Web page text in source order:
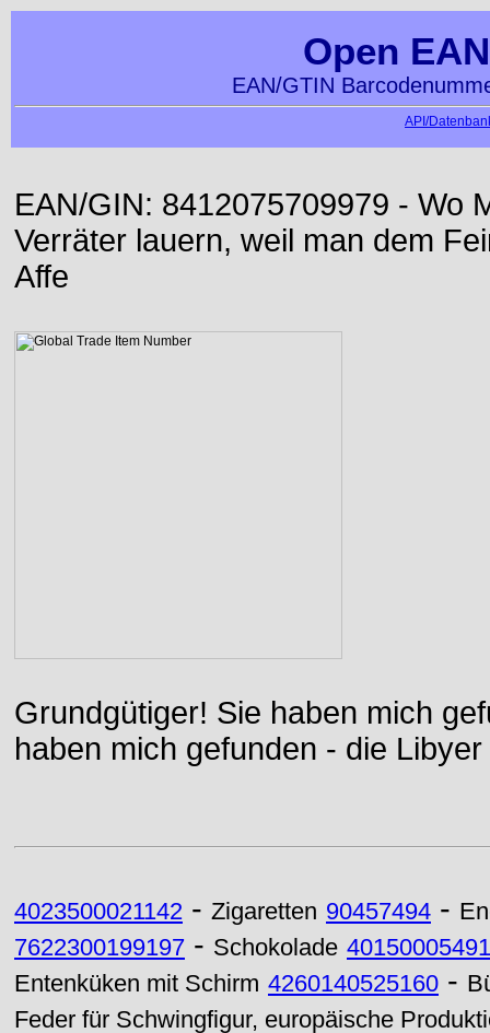
Open
EAN/GTIN
API/
EAN/GIN: 8412075709979 - Wo
Verräter lauern, weil man dem
Affe
Grundgütiger! Sie haben mich
haben mich gefunden - die
4023500021142 - Zigaretten 90457494 -
7622300199197 - Schokolade
Entenküken mit Schirm 4260140525160 -
Feder für Schwingfigur, europäische